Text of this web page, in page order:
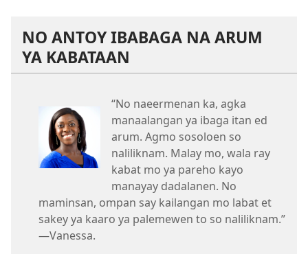
NO ANTOY IBABAGA NA ARUM
YA KABATAAN
“No naeermenan ka, agka
manaalangan ya ibaga itan ed
arum. Agmo sosoloen so
naliliknam. Malay mo, wala ray
kabat mo ya pareho kayo
manayay dadalanen. No
maminsan, ompan say kailangan mo labat et
sakey ya kaaro ya palemewen to so naliliknam.”​
—Vanessa.